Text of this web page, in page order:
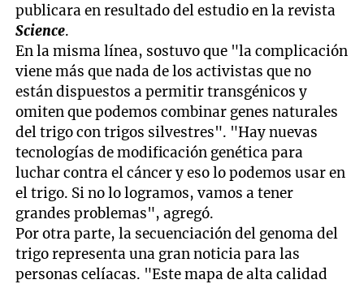
publicara en resultado del estudio en la revista
Science.
En la misma línea, sostuvo que "la complicación
viene más que nada de los activistas que no
están dispuestos a permitir transgénicos y
omiten que podemos combinar genes naturales
del trigo con trigos silvestres". "Hay nuevas
tecnologías de modificación genética para
luchar contra el cáncer y eso lo podemos usar en
el trigo. Si no lo logramos, vamos a tener
grandes problemas", agregó.
Por otra parte, la secuenciación del genoma del
trigo representa una gran noticia para las
personas celíacas. "Este mapa de alta calidad